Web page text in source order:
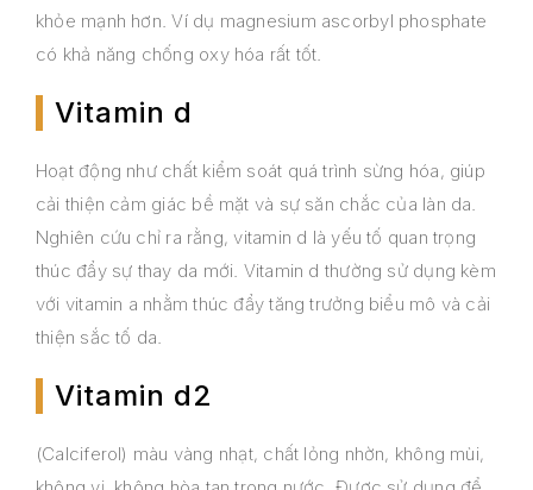
khỏe mạnh hơn. Ví dụ magnesium ascorbyl phosphate
có khả năng chống oxy hóa rất tốt.
Vitamin d
Hoạt động như chất kiểm soát quá trình sừng hóa, giúp
cải thiện cảm giác bề mặt và sự săn chắc của làn da.
Nghiên cứu chỉ ra rằng, vitamin d là yếu tố quan trọng
thúc đẩy sự thay da mới. Vitamin d thường sử dụng kèm
với vitamin a nhằm thúc đẩy tăng trưởng biểu mô và cải
thiện sắc tố da.
Vitamin d2
(Calciferol) màu vàng nhạt, chất lỏng nhờn, không mùi,